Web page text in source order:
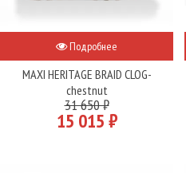
Подробнее
MAXI HERITAGE BRAID CLOG-
chestnut
31 650 ₽
15 015 ₽